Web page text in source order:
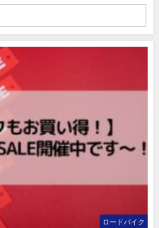
ロードバイク